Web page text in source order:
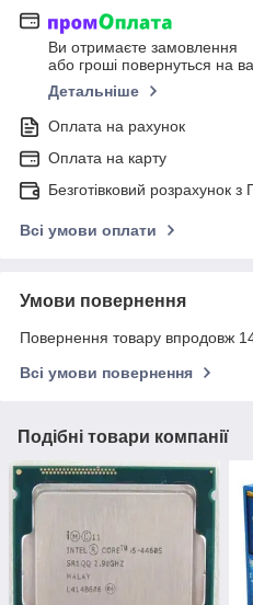
Ви отримаєте замовлення
або гроші повернуться на
Детальніше
Оплата на рахунок
Оплата на карту
Безготівковий розрахунок з
Всі умови оплати
Умови повернення
Повернення товару впродовж
Всі умови повернення
Подібні товари компанії